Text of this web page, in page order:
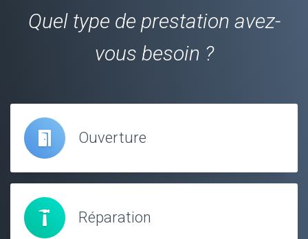
Quel type de prestation avez-
vous besoin ?
Ouverture
Réparation